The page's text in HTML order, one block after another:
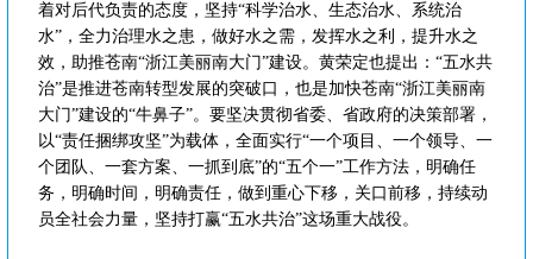
着对后代负责的态度，坚持“科学治水、生态治水、系统治
水”，全力治理水之患，做好水之需，发挥水之利，提升水之
效，助推苍南“浙江美丽南大门”建设。黄荣定也提出：“五水共
治”是推进苍南转型发展的突破口，也是加快苍南“浙江美丽南
大门”建设的“牛鼻子”。要坚决贯彻省委、省政府的决策部署，
以“责任捆绑攻坚”为载体，全面实行“一个项目、一个领导、一
个团队、一套方案、一抓到底”的“五个一”工作方法，明确任
务，明确时间，明确责任，做到重心下移，关口前移，持续动
员全社会力量，坚持打赢“五水共治”这场重大战役。